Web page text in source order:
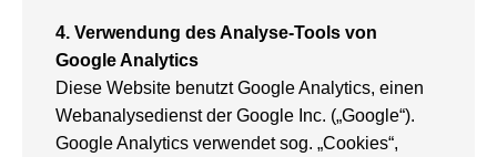
4. Verwendung des Analyse-Tools von
Google Analytics
Diese Website benutzt Google Analytics, einen
Webanalysedienst der Google Inc. („Google“).
Google Analytics verwendet sog. „Cookies“,